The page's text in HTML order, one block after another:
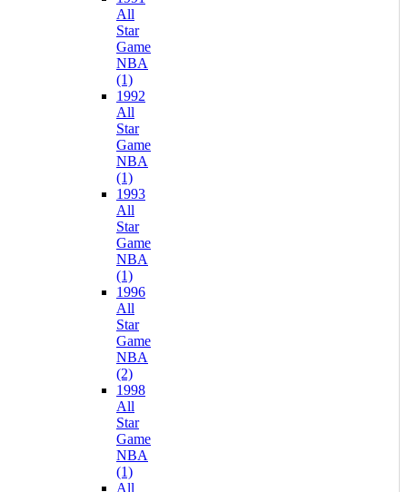
All
Star
Game
NBA
(1)
1992
All
Star
Game
NBA
(1)
1993
All
Star
Game
NBA
(1)
1996
All
Star
Game
NBA
(2)
1998
All
Star
Game
NBA
(1)
All